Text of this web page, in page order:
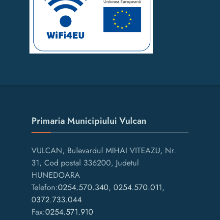
Primaria Municipiului Vulcan
VULCAN, Bulevardul MIHAI VITEAZU, Nr.
31, Cod postal 336200, Judetul
HUNEDOARA
Telefon:0254.570.340, 0254.570.011,
0372.733.044
Fax:0254.571.910